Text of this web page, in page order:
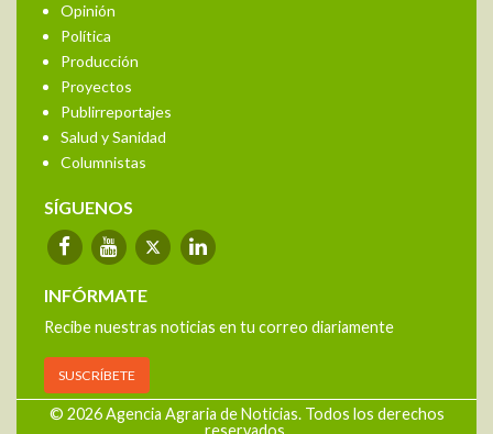
Opinión
Política
Producción
Proyectos
Publirreportajes
Salud y Sanidad
Columnistas
SÍGUENOS
INFÓRMATE
Recibe nuestras noticias en tu correo diariamente
SUSCRÍBETE
© 2026 Agencia Agraria de Noticias. Todos los derechos
reservados.